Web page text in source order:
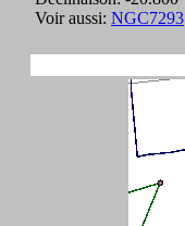
Voir aussi: NGC7293